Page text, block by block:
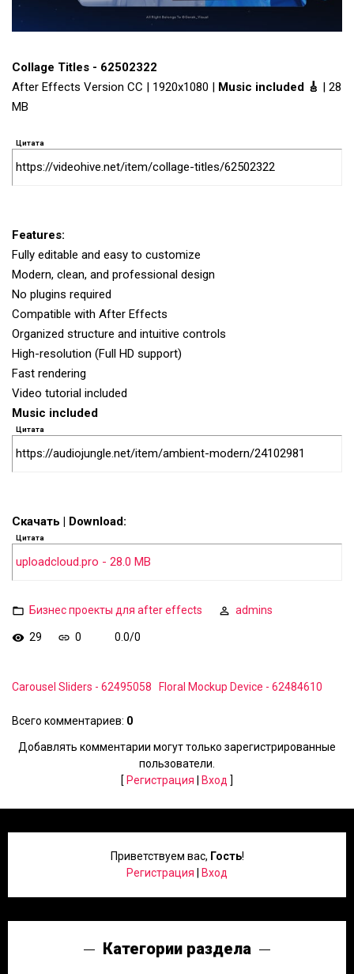
Collage Titles - 62502322
After Effects Version CC | 1920x1080 | Music included 🎸 | 28
MB
Цитата
https://videohive.net/item/collage-titles/62502322
Features:
Fully editable and easy to customize
Modern, clean, and professional design
No plugins required
Compatible with After Effects
Organized structure and intuitive controls
High-resolution (Full HD support)
Fast rendering
Video tutorial included
Music included
Цитата
https://audiojungle.net/item/ambient-modern/24102981
Скачать | Download:
Цитата
uploadcloud.pro - 28.0 MB
Бизнес проекты для after effects admins
29 0 0.0/0
Carousel Sliders - 62495058 Floral Mockup Device - 62484610
Всего комментариев: 0
Добавлять комментарии могут только зарегистрированные
пользователи.
[ Регистрация Вход ]
Приветствуем вас, Гость!
Регистрация
Вход
Категории раздела